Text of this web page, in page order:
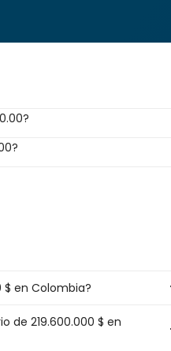
$ en Colombia?
de 219.600.000 $ en